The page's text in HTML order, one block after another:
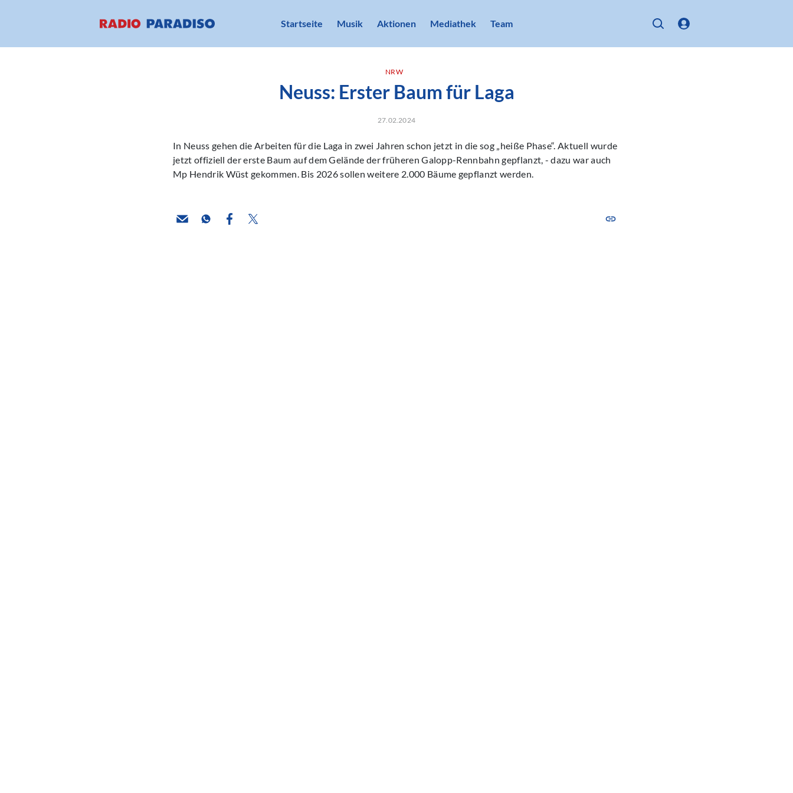
Startseite Musik Aktionen Mediathek Team
NRW
Neuss: Erster Baum für Laga
27.02.2024
In Neuss gehen die Arbeiten für die Laga in zwei Jahren schon jetzt in die sog „heiße Phase“. Aktuell wurde
jetzt offiziell der erste Baum auf dem Gelände der früheren Galopp-Rennbahn gepflanzt, - dazu war auch
Mp Hendrik Wüst gekommen. Bis 2026 sollen weitere 2.000 Bäume gepflanzt werden.